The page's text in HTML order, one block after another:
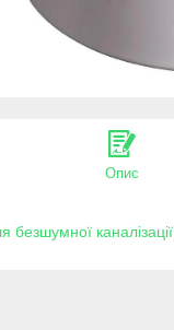
Опис
безшумної каналізації